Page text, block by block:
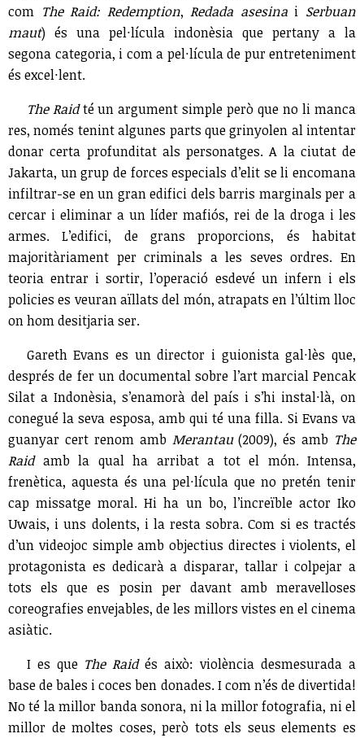
com The Raid: Redemption,Redada asesinai Serbuan
maut) és una pel·lícula indonèsia que pertany a la
segona categoria, i com a pel·lícula de pur entreteniment
és excel·lent.
The Raidté un argument simple però que no li manca
res, només tenint algunes parts que grinyolen al intentar
donar certa profunditat als personatges. A la ciutat de
Jakarta, un grup de forces especials d’elit se li encomana
infiltrar-se en un gran edifici dels barris marginals per a
cercar i eliminar a un líder mafiós, rei de la droga i les
armes. L’edifici, de grans proporcions, és habitat
majoritàriament per criminals a les seves ordres. En
teoria entrar i sortir, l’operació esdevé un infern i els
policies es veuran aïllats del món, atrapats en l’últim lloc
on hom desitjaria ser.
Gareth Evans es un director i guionista gal·lès que,
després de fer un documental sobre l’art marcial Pencak
Silat a Indonèsia, s’enamorà del país i s’hi instal·là, on
conegué la seva esposa, amb qui té una filla. Si Evans va
guanyar cert renom amb Merantau(2009), és amb The
Raidamb la qual ha arribat a tot el món. Intensa,
frenètica, aquesta és una pel·lícula que no pretén tenir
cap missatge moral. Hi ha un bo, l’increïble actor Iko
Uwais, i uns dolents, i la resta sobra. Com si es tractés
d’un videojoc simple amb objectius directes i violents, el
protagonista es dedicarà a disparar, tallar i colpejar a
tots els que es posin per davant amb meravelloses
coreografies envejables, de les millors vistes en el cinema
asiàtic.
I es que The Raidés això: violència desmesurada a
base de bales i coces ben donades. I com n’és de divertida!
No té la millor banda sonora, ni la millor fotografia, ni el
millor de moltes coses, però tots els seus elements es